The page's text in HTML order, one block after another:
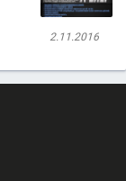
2.11.2016